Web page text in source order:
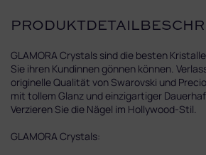
GLAMORA Crystals sind die besten
Sie ihren Kundinnen gönnen können.
originelle Qualität von Swarovski und
mit tollem Glanz und einzigartiger
Verzieren Sie die Nägel im Hollywood-Stil.
GLAMORA Crystals: